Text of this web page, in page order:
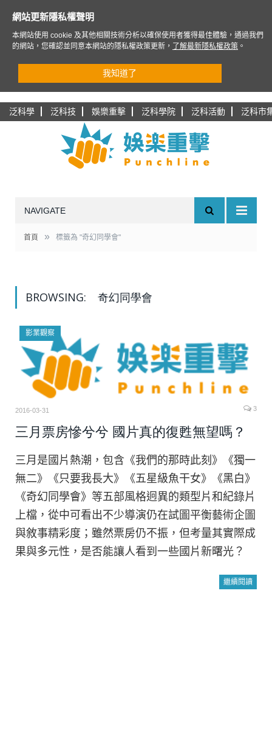
泛科學 泛科技 娛樂重擊 泛科學院 泛科活動 泛科市
NAVIGATE
首頁 » 標籤為 "奇幻同學會"
BROWSING: 奇幻同學會
影業觀察
2016-03-31 3
三月票房慘兮兮 國片真的復甦無望嗎？
三月是國片熱潮，包含《我們的那時此刻》《獨一
無二》《只要我長大》《五星級魚干女》《黑白》
《奇幻同學會》等五部風格迥異的類型片和紀錄片
上檔，從中可看出不少導演仍在試圖平衡藝術企圖
與敘事精彩度；雖然票房仍不振，但考量其實際成
果與多元性，是否能讓人看到一些國片新曙光？
繼續閱讀
網站更新隱私權聲明
本網站使用 cookie 及其他相關技術分析以確保使用者獲得最佳體驗，通過我們
的網站，您確認並同意本網站的隱私權政策更新，
了解最新隱私權政策 。
我知道了